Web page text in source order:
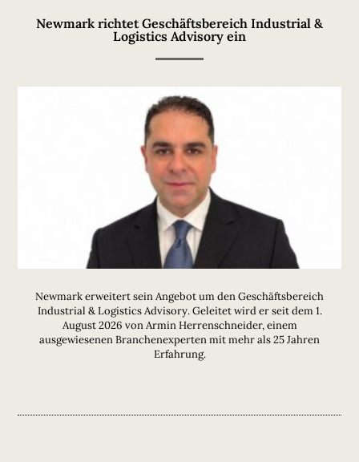
Newmark richtet Geschäftsbereich Industrial &
Logistics Advisory ein
Newmark erweitert sein Angebot um den Geschäftsbereich
Industrial & Logistics Advisory. Geleitet wird er seit dem 1.
August 2026 von Armin Herrenschneider, einem
ausgewiesenen Branchenexperten mit mehr als 25 Jahren
Erfahrung.